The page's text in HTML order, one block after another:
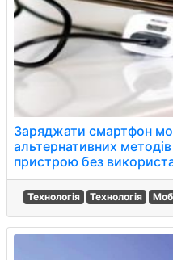
Заряджати смартфон
альтернативних
пристрою без
Технологія Технологія